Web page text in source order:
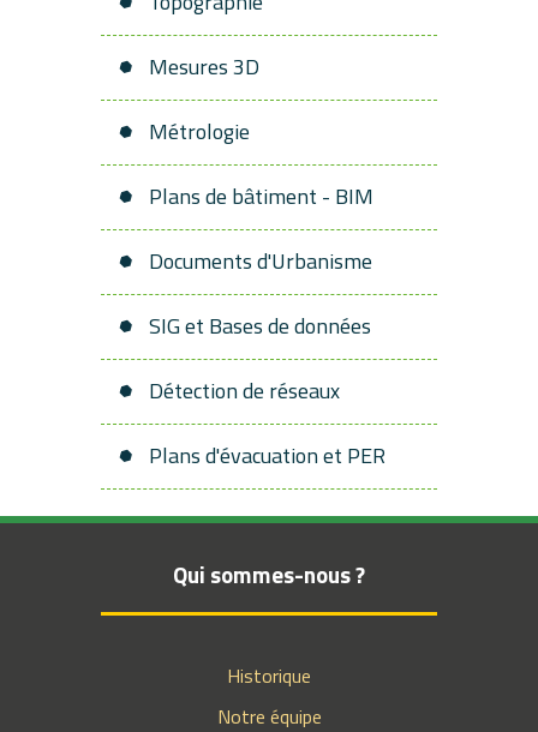
Mesures 3D
Métrologie
Plans de bâtiment - BIM
Documents d'Urbanisme
SIG et Bases de données
Détection de réseaux
Plans d'évacuation et PER
Qui sommes-nous ?
Historique
Notre équipe